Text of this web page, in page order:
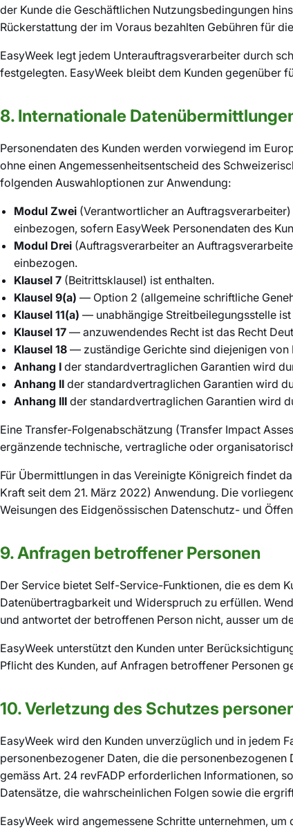
der Kunde die Geschäftlichen Nutzungsbedingungen
Rückerstattung der im Voraus bezahlten Gebühren für
EasyWeek legt jedem Unterauftragsverarbeiter durch
festgelegten. EasyWeek bleibt dem Kunden gegenüber
8. Internationale
Personendaten des Kunden werden vorwiegend im
ohne einen Angemessenheitsentscheid des
folgenden Auswahloptionen zur Anwendung:
Modul Zwei (Verantwortlicher an
einbezogen, sofern EasyWeek Personendaten des
Modul Drei (Auftragsverarbeiter an
einbezogen.
Klausel 7 (Beitrittsklausel) ist enthalten.
Klausel 9(a) — Option 2 (allgemeine schriftliche
Klausel 11(a) — unabhängige Streitbeilegungsstelle ist
Klausel 17 — anzuwendendes Recht ist das Recht
Klausel 18 — zuständige Gerichte sind diejenigen von
Anhang I der standardvertraglichen Garantien wird
Anhang II der standardvertraglichen Garantien wird
Anhang III der standardvertraglichen Garantien wird
Eine Transfer-Folgenabschätzung (Transfer Impact
ergänzende technische, vertragliche oder
Für Übermittlungen in das Vereinigte Königreich findet
Kraft seit dem 21. März 2022) Anwendung. Die
Weisungen des Eidgenössischen Datenschutz- und
9. Anfragen betroffener Personen
Der Service bietet Self-Service-Funktionen, die es dem
Datenübertragbarkeit und Widerspruch zu erfüllen.
und antwortet der betroffenen Person nicht, ausser um
EasyWeek unterstützt den Kunden unter
Pflicht des Kunden, auf Anfragen betroffener Personen
10. Verletzung des Schutzes
EasyWeek wird den Kunden unverzüglich und in jedem
personenbezogener Daten, die die
gemäss Art. 24 revFADP erforderlichen Informationen,
Datensätze, die wahrscheinlichen Folgen sowie die
EasyWeek wird angemessene Schritte unternehmen,